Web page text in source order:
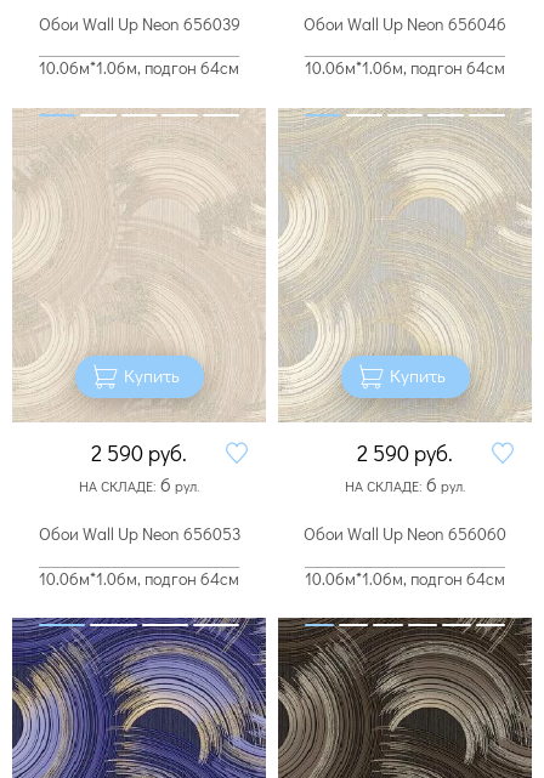
Обои Wall Up Neon 656039
10.06м*1.06м, подгон 64см
Купить
2 590 руб.
НА СКЛАДЕ: 6 рул.
Обои Wall Up Neon 656046
10.06м*1.06м, подгон 64см
Купить
2 590 руб.
НА СКЛАДЕ: 6 рул.
Обои Wall Up Neon 656053
10.06м*1.06м, подгон 64см
Обои Wall Up Neon 656060
10.06м*1.06м, подгон 64см